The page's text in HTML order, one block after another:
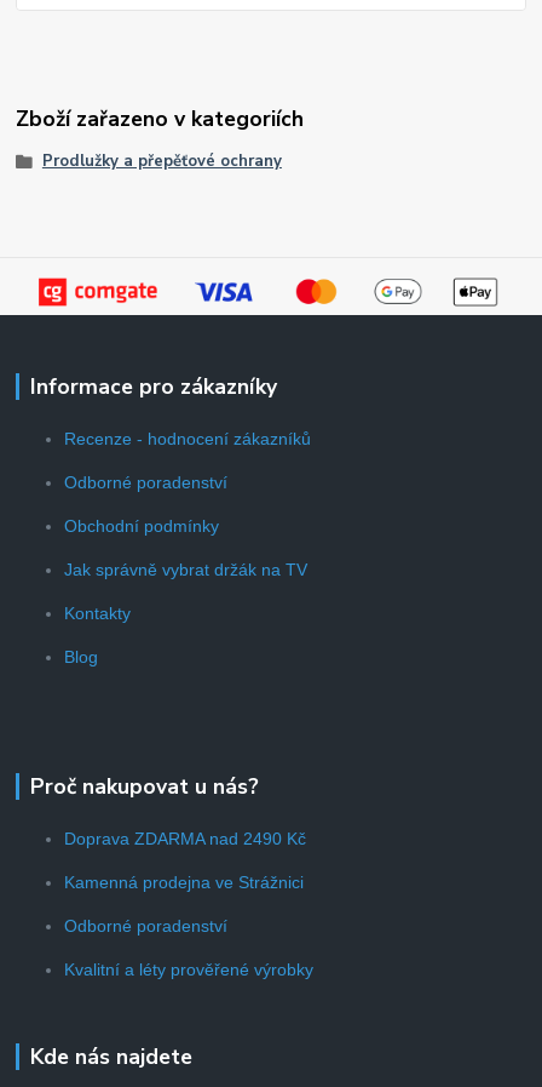
Zboží zařazeno v kategoriích
Prodlužky a přepěťové ochrany
Informace pro zákazníky
Recenze - hodnocení zákazníků
Odborné poradenství
Obchodní podmínky
Jak správně vybrat držák na TV
Kontakty
Blog
Proč nakupovat u nás?
Doprava ZDARMA nad 2490 Kč
Kamenná prodejna ve Strážnici
Odborné poradenství
Kvalitní a léty prověřené výrobky
Kde nás najdete